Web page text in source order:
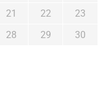
21 22
23
28 29
30